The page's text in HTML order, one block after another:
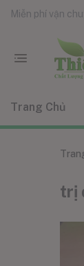
Miễn phí vận
Trang Chủ
trị